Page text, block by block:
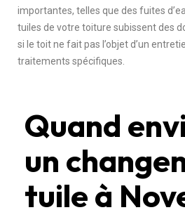
importantes, telles que des fuites
tuiles de votre toiture subissent des
si le toit ne fait pas l’objet d’un
traitements spécifiques.
Quand
un
tuile à